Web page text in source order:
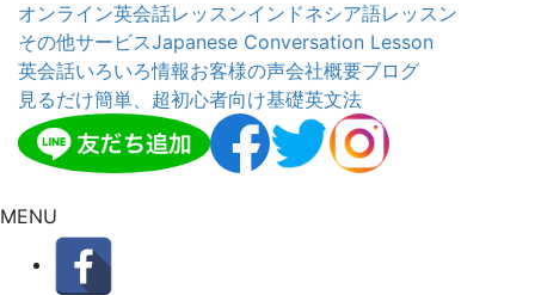
オンライン英会話レッスンインドネシア語レッスン
その他サービスJapanese Conversation Lesson
英会話いろいろ情報お客様の声会社概要ブログ
見るだけ簡単、超初心者向け基礎英文法
MENU